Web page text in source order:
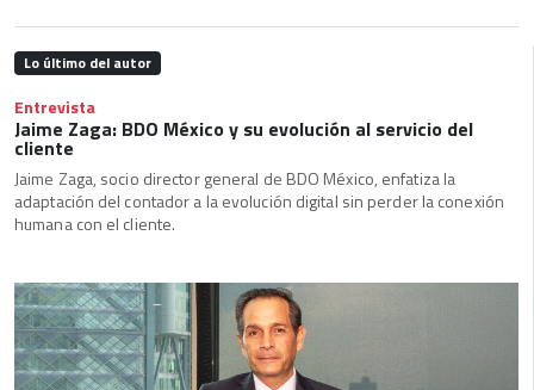
Lo último del autor
Entrevista
Jaime Zaga: BDO México y su evolución al servicio del
cliente
Jaime Zaga, socio director general de BDO México, enfatiza la
adaptación del contador a la evolución digital sin perder la conexión
humana con el cliente.